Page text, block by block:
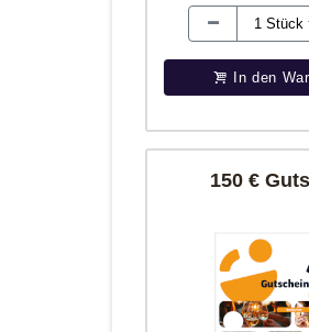
1Stück
In den
150 €